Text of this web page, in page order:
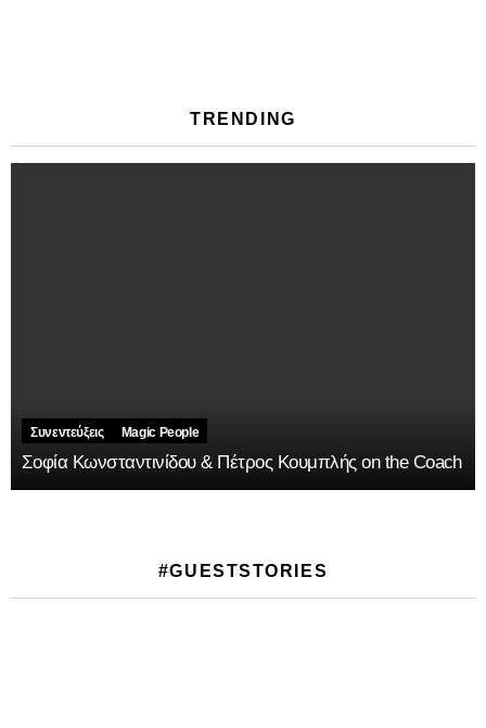
TRENDING
Συνεντεύξεις Magic People
Σοφία Κωνσταντινίδου & Πέτρος Κουμπλής on the Coach
#GUESTSTORIES